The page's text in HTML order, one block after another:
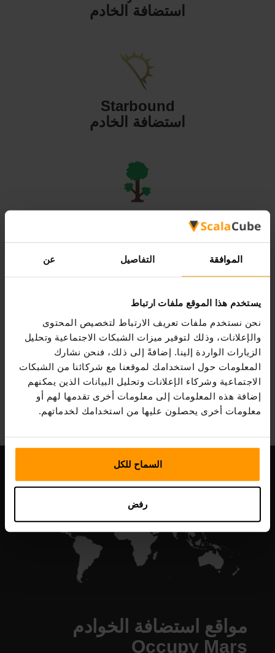
الموافقة التفاصيل عن
يستخدم هذا الموقع ملفات ارتباط
نحن نستخدم ملفات تعريف الارتباط لتخصيص المحتوى
والإعلانات، وذلك لتوفير ميزات الشبكات الاجتماعية وتحليل
الزيارات الواردة إلينا. إضافةً إلى ذلك، فنحن نشارك
المعلومات حول استخدامك لموقعنا مع شركائنا من الشبكات
الاجتماعية وشركاء الإعلانات وتحليل البيانات الذين يمكنهم
إضافة هذه المعلومات إلى معلومات أخرى تقدمها لهم أو
معلومات أخرى يحصلون عليها من استخدامك لخدماتهم.
السماح للكل
رفض
استضافة الخادم
Starbound
استضافة الخادم
Valheim
استضافة الخادم
All Games
مواقع استضافة الخوادم
Occupy Mars